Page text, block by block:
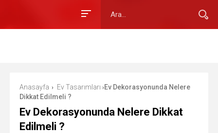
Anasayfa › Ev Tasarımları › Ev Dekorasyonunda Nelere
Dikkat Edilmeli ?
Ev Dekorasyonunda Nelere Dikkat
Edilmeli ?